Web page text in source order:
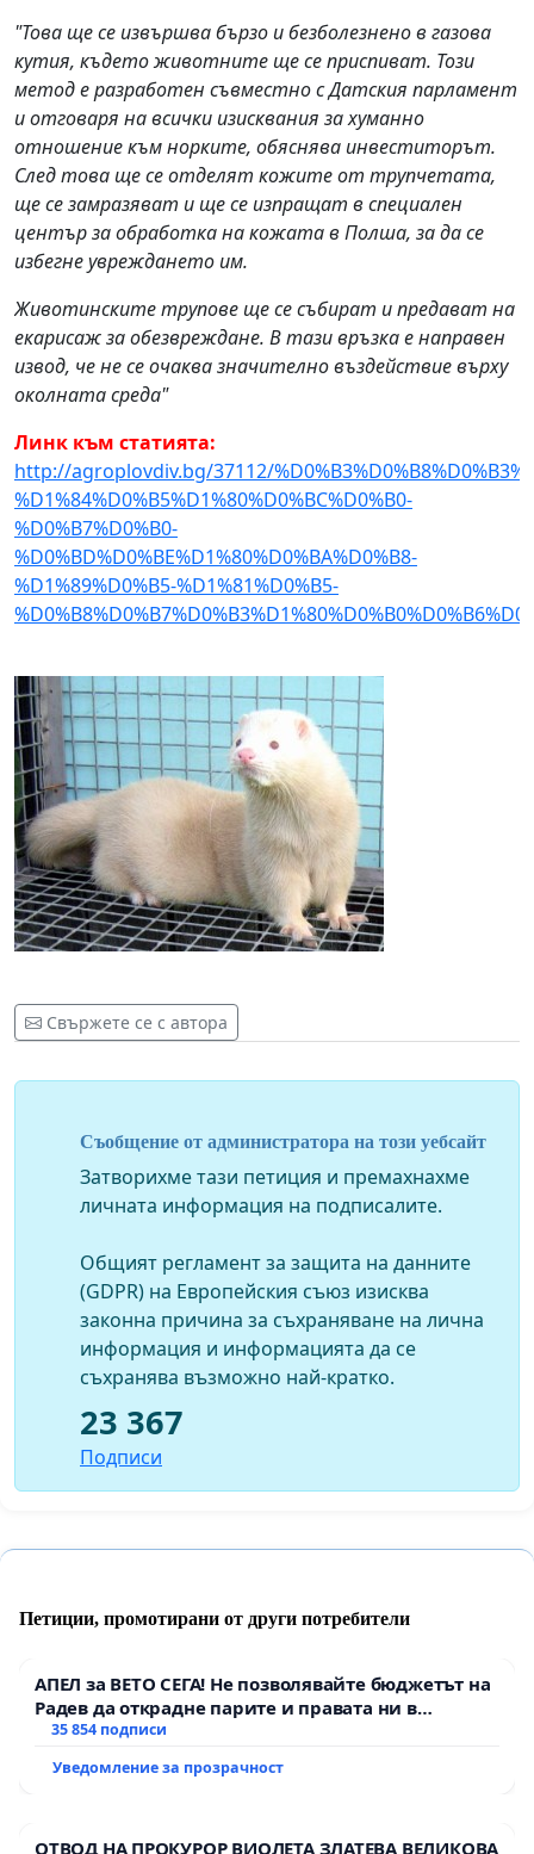
"Това ще се извършва бързо и безболезнено в газова
кутия, където животните ще се приспиват. Този
метод е разработен съвместно с Датския парламент
и отговаря на всички изисквания за хуманно
отношение към норките, обяснява инвеститорът.
След това ще се отделят кожите от трупчетата,
ще се замразяват и ще се изпращат в специален
център за обработка на кожата в Полша, за да се
избегне увреждането им.
Животинските трупове ще се събират и предават на
екарисаж за обезвреждане. В тази връзка е направен
извод, че не се очаква значително въздействие върху
околната среда"
Линк към статията:
http://agroplovdiv.bg/37112/
%D1%84%D0%B5%D1%80%D0%BC%D0%B0-
%D0%B7%D0%B0-
%D0%BD%D0%BE%D1%80%D0%BA%D0%B8-
%D1%89%D0%B5-%D1%81%D0%B5-
Свържете се с автора
Съобщение от администратора на този уебсайт
Затворихме тази петиция и премахнахме
личната информация на подписалите.
Общият регламент за защита на данните
(GDPR) на Европейския съюз изисква
законна причина за съхраняване на лична
информация и информацията да се
съхранява възможно най-кратко.
23 367
Подписи
Петиции, промотирани от други потребители
АПЕЛ за ВЕТО СЕГА! Не позволявайте бюджетът на
Радев да открадне парите и правата ни в
тъмното
35 854 подписи
Уведомление за прозрачност
ОТВОД НА ПРОКУРОР ВИОЛЕТА ЗЛАТЕВА ВЕЛИКОВА